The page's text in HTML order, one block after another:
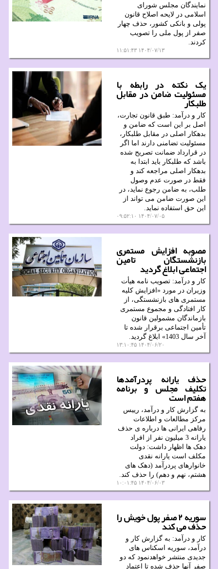
نمایندگان مجلس شورای
اسلامی در لایحه اصلاح قانون
پولی و بانکی کشور، حذف چهار
صفر از پول ملی را تصویب
کردند.
۱۴۰۴/۰۷/۱۳ ۱۱:۵۱:۴۳
یک نکته در رابطه با
مسئولیت ضامن در مقابل
طلبکار
کار و درآمد: طبق قانون تجارت،
اصل بر این است که ضامن و
بدهکار اصلی در مقابل طلبکار،
مسئولیت تضامنی دارند اما اگر
در قرارداد ضمانت تصریح شده
باشد که طلبکار باید ابتدا به
بدهکار اصلی مراجعه کند و
فقط در صورت عدم وصول
طلب، به ضامن رجوع نماید، در
این صورت ضامن می تواند از
این حق استفاده نماید.
۱۴۰۴/۰۷/۰۵ ۰۹:۵۲:۱۰
مصوبه افزایش مستمری
بازنشستگان تامین
اجتماعی ابلاغ گردید
کار و درآمد: تصویب نامه هیأت
وزیران در مورد «افزایش کلیه
مستمری های بازنشستگی، از
کار افتادگی و مجموع مستمری
بازماندگان مشمولین قانون
تأمین اجتماعی برقرار شده تا
آخر سال 1403» ابلاغ گردید.
۱۴۰۴/۰۶/۲۰ ۱۳:۱۰:۴۵
حذف یارانه پردرآمدها
تکلیف مجلس و برنامه
هفتم است
به گزارش کار و درآمد، رییس
مرکز مطالعات و اطلاعات
رفاهی ایرانی ها درباره ی حذف
یارانه 3 میلیون نفر از افراد
دهک ها اظهار داشت: دولت
مکلف است یارانه نقدی
خانوارهای پردرآمد (دهک های
هشتم، نهم و دهم) را حذف کند.
۱۴۰۴/۰۶/۰۳ ۱۰:۰۱:۴۵
سوریه ۲ صفر پول خویش را
حذف می کند
کار و درآمد: به گزارش کار و
درآمد، سوریه اسکناس های
جدیدی منتشر خواهدنمود که دو
صفر آنها حذف شده تا اعتماد